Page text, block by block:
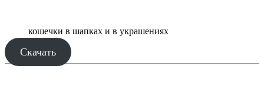
кошечки в шапках и в украшениях
Скачать